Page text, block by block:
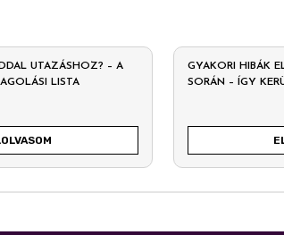
UTAZÁSHOZ? – A
LISTA
GYAKORI HIBÁK
SORÁN – ÍGY